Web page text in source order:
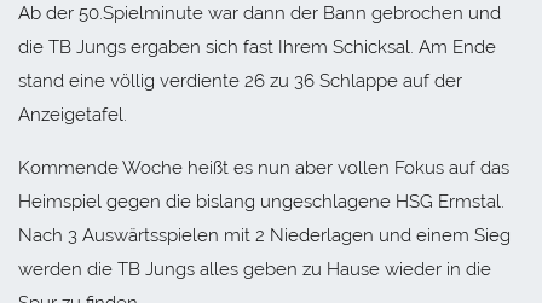
Ab der 50.Spielminute war dann der Bann gebrochen und
die TB Jungs ergaben sich fast Ihrem Schicksal. Am Ende
stand eine völlig verdiente 26 zu 36 Schlappe auf der
Anzeigetafel.
Kommende Woche heißt es nun aber vollen Fokus auf das
Heimspiel gegen die bislang ungeschlagene HSG Ermstal.
Nach 3 Auswärtsspielen mit 2 Niederlagen und einem Sieg
werden die TB Jungs alles geben zu Hause wieder in die